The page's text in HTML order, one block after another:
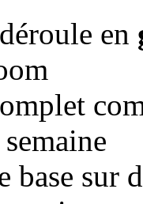
en
base sur